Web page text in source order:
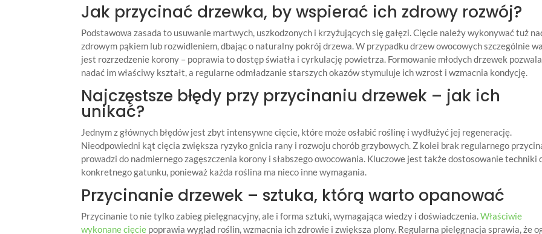
Jak przycinać drzewka, by wspierać ich zdrowy rozwój?
Podstawowa zasada to usuwanie martwych, uszkodzonych i krzyżujących się gałęzi. Cięcie należy wykonywać tuż
zdrowym pąkiem lub rozwidleniem, dbając o naturalny pokrój drzewa. W przypadku drzew owocowych szczególnie
jest rozrzedzenie korony – poprawia to dostęp światła i cyrkulację powietrza. Formowanie młodych drzewek pozwala
nadać im właściwy kształt, a regularne odmładzanie starszych okazów stymuluje ich wzrost i wzmacnia kondycję.
Najczęstsze błędy przy przycinaniu drzewek – jak ich
unikać?
Jednym z głównych błędów jest zbyt intensywne cięcie, które może osłabić roślinę i wydłużyć jej regenerację.
Nieodpowiedni kąt cięcia zwiększa ryzyko gnicia rany i rozwoju chorób grzybowych. Z kolei brak regularnego
prowadzi do nadmiernego zagęszczenia korony i słabszego owocowania. Kluczowe jest także dostosowanie techniki
konkretnego gatunku, ponieważ każda roślina ma nieco inne wymagania.
Przycinanie drzewek – sztuka, którą warto opanować
Przycinanie to nie tylko zabieg pielęgnacyjny, ale i forma sztuki, wymagająca wiedzy i doświadczenia.Właściwie
wykonane cięcie poprawia wygląd roślin, wzmacnia ich zdrowie i zwiększa plony. Regularna pielęgnacja sprawia, że